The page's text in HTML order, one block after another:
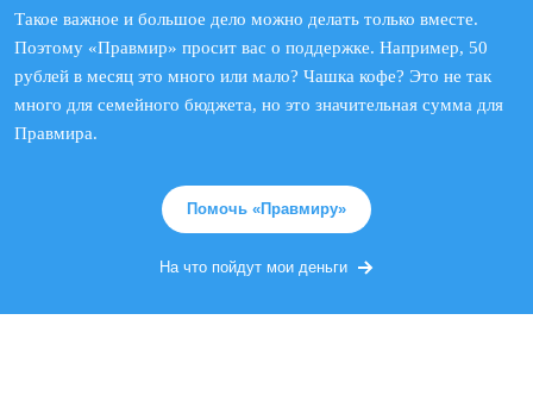
Такое важное и большое дело можно делать только вместе.
Поэтому «Правмир» просит вас о поддержке. Например, 50
рублей в месяц это много или мало? Чашка кофе? Это не так
много для семейного бюджета, но это значительная сумма для
Правмира.
Помочь «Правмиру»
На что пойдут мои деньги